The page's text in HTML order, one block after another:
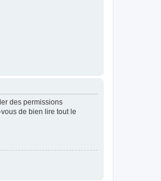
des permissions
de bien lire tout le